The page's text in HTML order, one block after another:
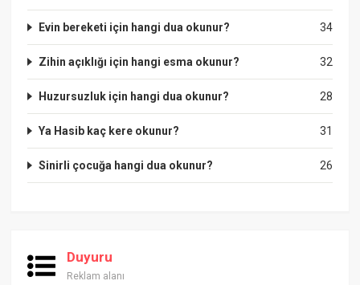
34
Evin bereketi için hangi dua okunur?
32
Zihin açıklığı için hangi esma okunur?
28
Huzursuzluk için hangi dua okunur?
31
Ya Hasib kaç kere okunur?
26
Sinirli çocuğa hangi dua okunur?
Duyuru
Reklam alanı